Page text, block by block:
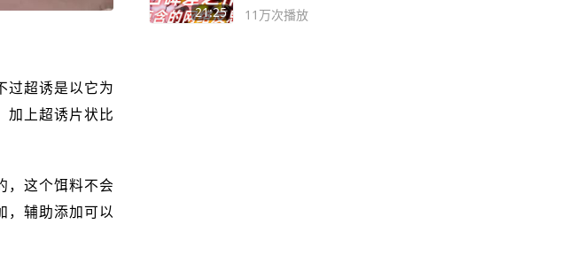
过超诱是以它为
加上超诱片状比
，这个饵料不会
，辅助添加可以
21:25 11万次播放